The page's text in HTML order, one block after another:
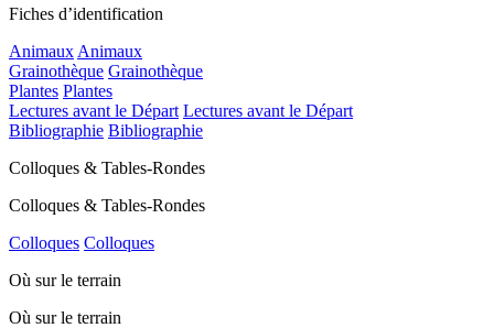
Fiches d’identification
Animaux Animaux
Grainothèque Grainothèque
Plantes Plantes
Lectures avant le Départ Lectures avant le Départ
Bibliographie Bibliographie
Colloques & Tables-Rondes
Colloques & Tables-Rondes
Colloques Colloques
Où sur le terrain
Où sur le terrain